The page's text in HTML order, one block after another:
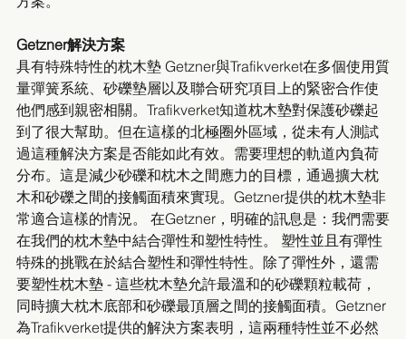
Getzner解決方案
具有特殊特性的枕木墊 Getzner與Trafikverket在多個使用質
量彈簧系統、砂礫墊層以及聯合研究項目上的緊密合作使
他們感到親密相關。Trafikverket知道枕木墊對保護砂礫起
到了很大幫助。但在這樣的北極圈外區域，從未有人測試
過這種解決方案是否能如此有效。需要理想的軌道內負荷
分布。這是減少砂礫和枕木之間應力的目標，通過擴大枕
木和砂礫之間的接觸面積來實現。Getzner提供的枕木墊非
常適合這樣的情況。 在Getzner，明確的訊息是：我們需要
在我們的枕木墊中結合彈性和塑性特性。 塑性並且有彈性
特殊的挑戰在於結合塑性和彈性特性。除了彈性外，還需
要塑性枕木墊 - 這些枕木墊允許最溫和的砂礫顆粒載荷，
同時擴大枕木底部和砂礫最頂層之間的接觸面積。Getzner
為Trafikverket提供的解決方案表明，這兩種特性並不必然